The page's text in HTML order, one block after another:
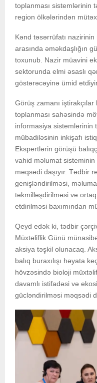
toplanması sistemlərinin
region ölkələrindən
Kənd təsərrüfatı
arasında əməkdaşlığın
toxunub. Nazir müavini
sektorunda elmi əsaslı
göstərəcəyinə ümid
Görüş zamanı iştirakçılar
toplanması sahəsində
informasiya sistemlərinin
mübadiləsinin inkişafı
Ekspertlərin görüşü
vahid məlumat sisteminin
məqsədi daşıyır. Tədbir
genişləndirilməsi,
təkmilləşdirilməsi və
etdirilməsi baxımından
Qeyd edək ki, tədbir
Müxtəliflik Günü
aksiya təşkil olunacaq.
balıq buraxılışı həyata
hövzəsində bioloji
davamlı istifadəsi və
gücləndirilməsi məqsədi